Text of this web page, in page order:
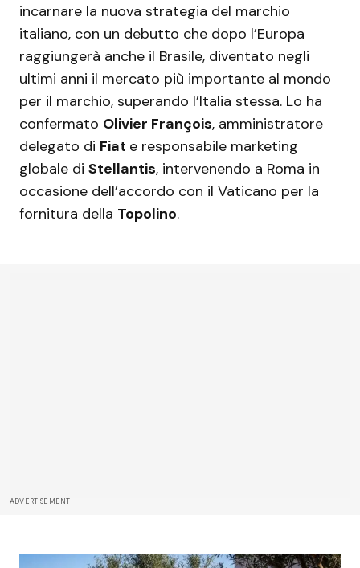
incarnare la nuova strategia del marchio
italiano, con un debutto che dopo l’Europa
raggiungerà anche il Brasile, diventato negli
ultimi anni il mercato più importante al mondo
per il marchio, superando l’Italia stessa. Lo ha
confermato Olivier François, amministratore
delegato di Fiat e responsabile marketing
globale di Stellantis, intervenendo a Roma in
occasione dell’accordo con il Vaticano per la
fornitura della Topolino.
ADVERTISEMENT